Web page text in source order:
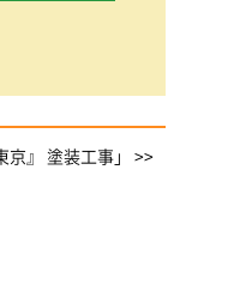
京』 塗装工事」 >>